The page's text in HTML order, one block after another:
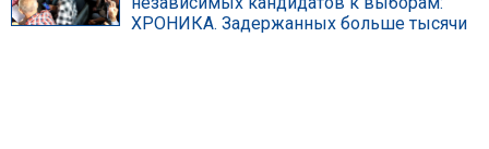
ХРОНИКА. Задержанных больше тысячи